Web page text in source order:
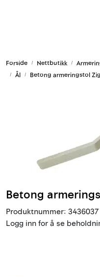
Forside Nettbutikk
Ål
Betong armeringstol
Betong
Produktnummer: 3436037
Logg inn for å se
Belysning og sesong
Innstøpningsgods